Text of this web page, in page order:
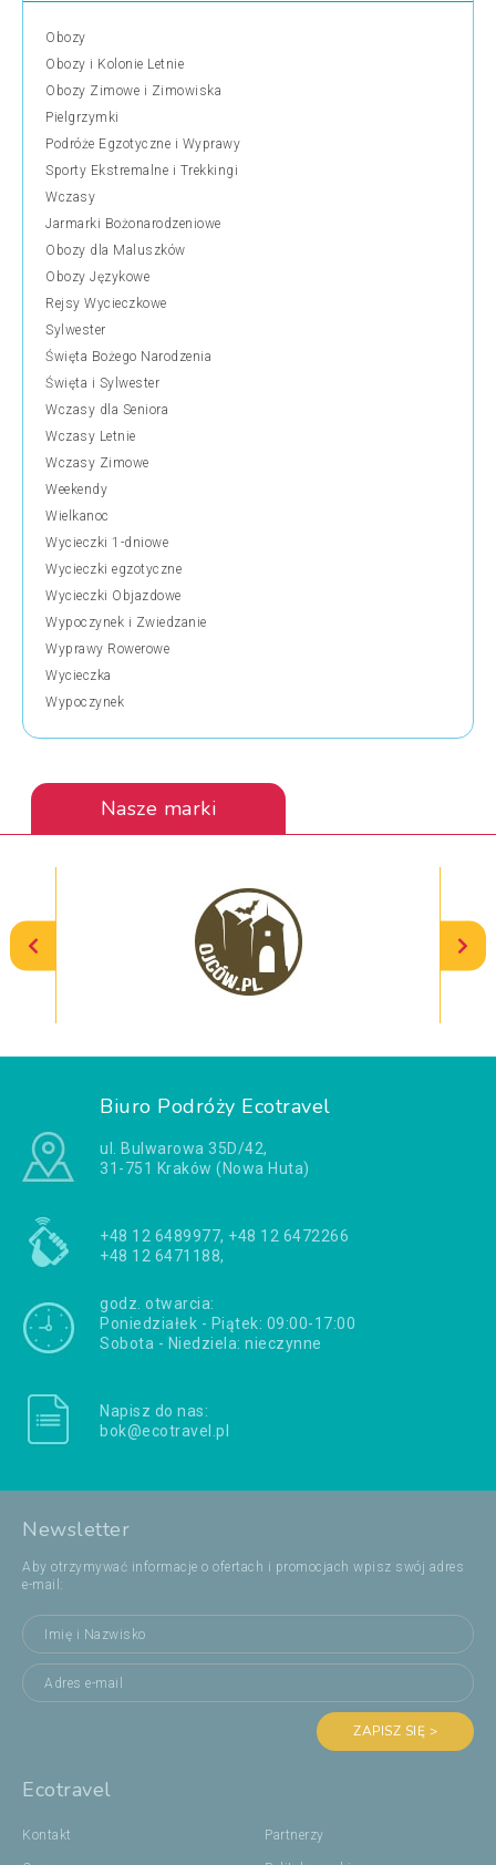
Obozy
Obozy i Kolonie Letnie
Obozy Zimowe i Zimowiska
Pielgrzymki
Podróże Egzotyczne i Wyprawy
Sporty Ekstremalne i Trekkingi
Wczasy
Jarmarki Bożonarodzeniowe
Obozy dla Maluszków
Obozy Językowe
Rejsy Wycieczkowe
Sylwester
Święta Bożego Narodzenia
Święta i Sylwester
Wczasy dla Seniora
Wczasy Letnie
Wczasy Zimowe
Weekendy
Wielkanoc
Wycieczki 1-dniowe
Wycieczki egzotyczne
Wycieczki Objazdowe
Wypoczynek i Zwiedzanie
Wyprawy Rowerowe
Wycieczka
Wypoczynek
Nasze marki
Biuro Podróży Ecotravel
ul. Bulwarowa 35D/42,
31-751 Kraków (Nowa Huta)
+48 12 6489977, +48 12 6472266
+48 12 6471188,
godz. otwarcia:
Poniedziałek - Piątek: 09:00-17:00
Sobota - Niedziela: nieczynne
Napisz do nas:
bok@ecotravel.pl
Newsletter
Aby otrzymywać informacje o ofertach i promocjach wpisz swój adres
e-mail:
ZAPISZ SIĘ >
Ecotravel
Kontakt Partnerzy